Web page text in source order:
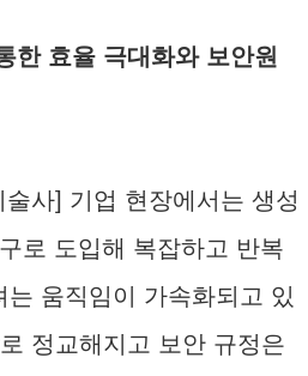
한 효율 극대화와 보안원
사] 기업 현장에서는 생성
로 도입해 복잡하고 반복
움직임이 가속화되고 있
정교해지고 보안 규정은